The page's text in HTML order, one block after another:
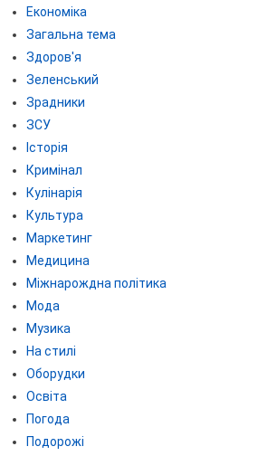
Економіка
Загальна тема
Здоров'я
Зеленський
Зрадники
ЗСУ
Історія
Кримінал
Кулінарія
Культура
Маркетинг
Медицина
Міжнарождна політика
Мода
Музика
На стилі
Оборудки
Освіта
Погода
Подорожі